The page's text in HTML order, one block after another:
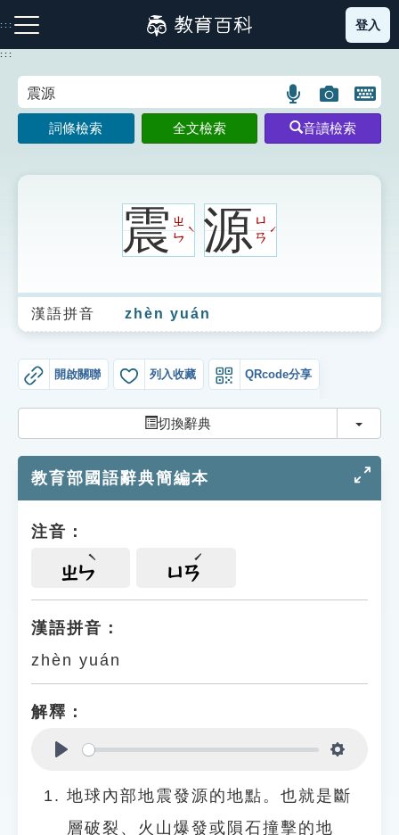
到
主
:::
注音索引圖示 筆畫索引圖示 部首索引表圖示
生字詞彙表
成語故事
索引選單
單字索引
遊戲專區
貓頭鷹博士
登入
:::
語
言
搜
圖
片
搜
開
鍵
圖
詞條檢索 全文檢索 音讀檢索
震ㄓ
ㄣ
ˋ 源ㄩ
ㄢ
ˊ
漢語拼音 zhèn yuán
開啟關聯 列入收藏 QRcode分享
切換辭典 切換
教育部國語辭典簡編本
注音：
ㄓㄣ ㄩㄢ
漢語拼音：
zhèn yuán
解釋：
地球內部地震發源的地點。也就是斷
層破裂、火山爆發或隕石撞擊的地